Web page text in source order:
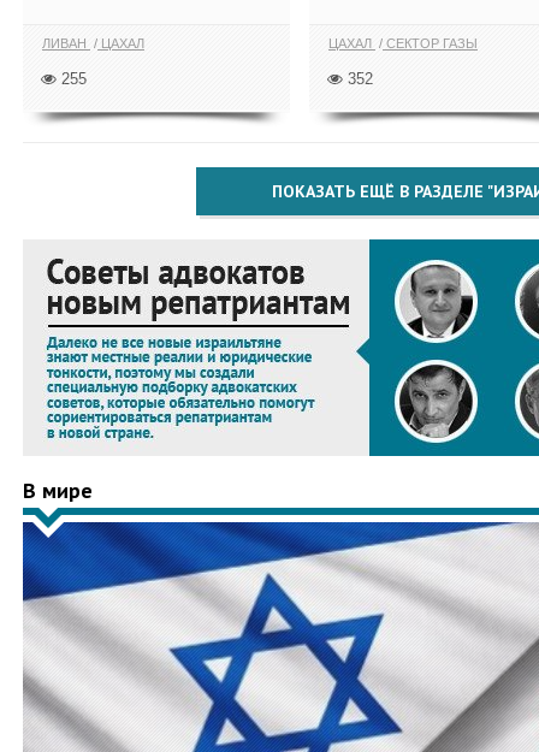
ЛИВАН ЦАХАЛ
255
ЦАХАЛ СЕКТОР ГАЗЫ
352
ПОКАЗАТЬ ЕЩЁ В РАЗДЕЛЕ
В мире